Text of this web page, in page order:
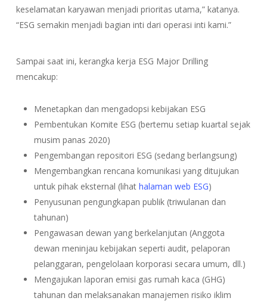
keselamatan karyawan menjadi prioritas utama,” katanya.
“ESG semakin menjadi bagian inti dari operasi inti kami.”
Sampai saat ini, kerangka kerja ESG Major Drilling
mencakup:
Menetapkan dan mengadopsi kebijakan ESG
Pembentukan Komite ESG (bertemu setiap kuartal sejak
musim panas 2020)
Pengembangan repositori ESG (sedang berlangsung)
Mengembangkan rencana komunikasi yang ditujukan
untuk pihak eksternal (lihat halaman web ESG)
Penyusunan pengungkapan publik (triwulanan dan
tahunan)
Pengawasan dewan yang berkelanjutan (Anggota
dewan meninjau kebijakan seperti audit, pelaporan
pelanggaran, pengelolaan korporasi secara umum, dll.)
Mengajukan laporan emisi gas rumah kaca (GHG)
tahunan dan melaksanakan manajemen risiko iklim